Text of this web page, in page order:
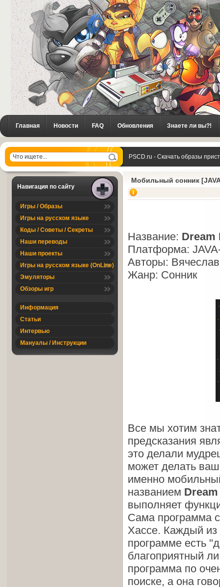
Главная Новости FAQ Обновления Знаете ли вы?!
PSCD.ru - Скачать образы
сонник [JAVA]
Навигация по сайту
Игры / Образы
Игры на русском языке
Коды / Советы / Секреты
Наши переводы
Наши проекты
Игры на русском языке (OnLine)
Эмуляторы
Обзоры игр
Информация
Статьи
Интервью
Мануалы / Инструкции
Мобильный сонник
Название: Dream
Платформа:
Авторы:
Жанр: Сонник
Все мы хотим
предсказания
это делали
может делать
именно
названием
выполняет
Сама программа
Хассе. Каждый из
программе есть
благоприятный
программа по
поиске, а она